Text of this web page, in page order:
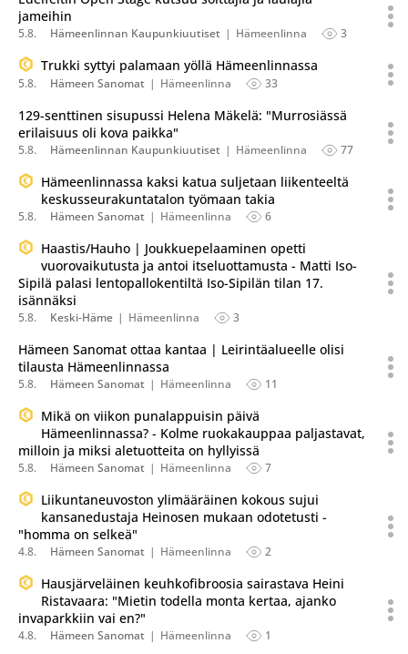
jameihin
5.8. Hämeenlinnan Kaupunkiuutiset Hämeenlinna 3
Trukki syttyi palamaan yöllä Hämeenlinnassa
5.8. Hämeen Sanomat Hämeenlinna 33
129-senttinen sisupussi Helena Mäkelä: "Murrosiässä
erilaisuus oli kova paikka"
5.8. Hämeenlinnan Kaupunkiuutiset Hämeenlinna 77
Hämeenlinnassa kaksi katua suljetaan liikenteeltä
keskusseurakuntatalon työmaan takia
5.8. Hämeen Sanomat Hämeenlinna 6
Haastis/Hauho | Joukkuepelaaminen opetti
vuorovaikutusta ja antoi itseluottamusta - Matti Iso-
Sipilä palasi lentopallokentiltä Iso-Sipilän tilan 17.
isännäksi
5.8. Keski-Häme Hämeenlinna 3
Hämeen Sanomat ottaa kantaa | Leirintäalueelle olisi
tilausta Hämeenlinnassa
5.8. Hämeen Sanomat Hämeenlinna 11
Mikä on viikon punalappuisin päivä
Hämeenlinnassa? - Kolme ruokakauppaa paljastavat,
milloin ja miksi aletuotteita on hyllyissä
5.8. Hämeen Sanomat Hämeenlinna 7
Liikuntaneuvoston ylimääräinen kokous sujui
kansanedustaja Heinosen mukaan odotetusti -
"homma on selkeä"
4.8. Hämeen Sanomat Hämeenlinna 2
Hausjärveläinen keuhkofibroosia sairastava Heini
Ristavaara: "Mietin todella monta kertaa, ajanko
invaparkkiin vai en?"
4.8. Hämeen Sanomat Hämeenlinna 1